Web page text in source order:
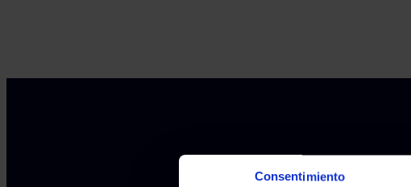
Consentimiento